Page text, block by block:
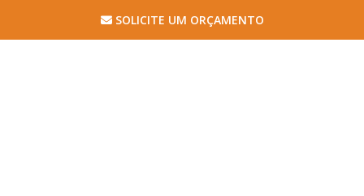
Comprar extratora profissional com qualidade e que atenda as
SOLICITE UM ORÇAMENTO